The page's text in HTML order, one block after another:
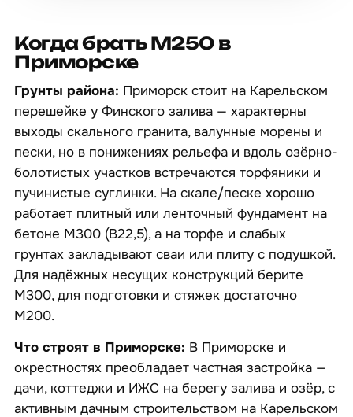
Когда брать М250 в
Приморске
Грунты района: Приморск стоит на Карельском
перешейке у Финского залива — характерны
выходы скального гранита, валунные морены и
пески, но в понижениях рельефа и вдоль озёрно-
болотистых участков встречаются торфяники и
пучинистые суглинки. На скале/песке хорошо
работает плитный или ленточный фундамент на
бетоне М300 (B22,5), а на торфе и слабых
грунтах закладывают сваи или плиту с подушкой.
Для надёжных несущих конструкций берите
М300, для подготовки и стяжек достаточно
М200.
Что строят в Приморске: В Приморске и
окрестностях преобладает частная застройка —
дачи, коттеджи и ИЖС на берегу залива и озёр, с
активным дачным строительством на Карельском